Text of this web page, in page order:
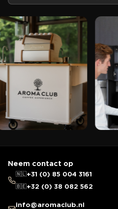
Neem contact op
🇳🇱+31 (0) 85 004 3161
🇧🇪+32 (0) 38 082 562
info@aromaclub.nl